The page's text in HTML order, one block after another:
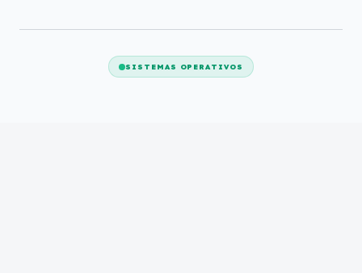
SISTEMAS OPERATIVOS